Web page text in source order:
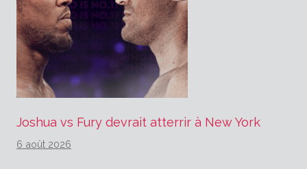
Joshua vs Fury devrait atterrir à New York
6 août 2026